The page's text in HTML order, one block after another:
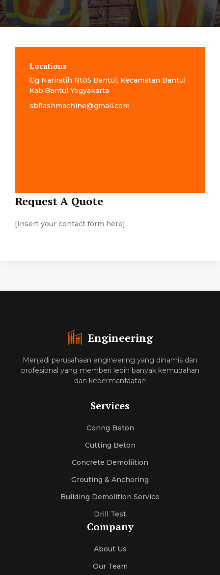
Locations
Gg Nariratih Rt05 Bantul, Kecamatan Bantul
Kab.Bantul Yogyakarta
sbflashmachine@gmail.com
Request A Quote
[Insert your contact form here]
Engineering
Menjadi perusahaan engineering yang dinamis dan
profesional yang memberi lebih banyak kemudahan
dan kebermanfaatan
Services
Coring Beton
Cutting Beton
Concrete Demoliition
Grouting & Anchoring
Building Demolition Service
Drill Test
Company
About Us
Our Team